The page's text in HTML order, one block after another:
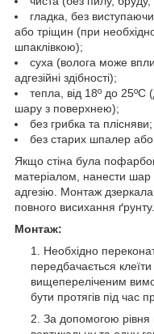
гладка, без
або тріщин (при
шпаклівкою);
суха (волога може
адгезійні здібності);
тепла, від 18º до 25ºС
шару з поверхнею);
без грибка та плісняви;
без старих шпалер
Якщо стіна була
матеріалом, нанести
адгезію. Монтаж
повного висихання ґрунту.
Монтаж:
Необхідно
передбачається
вищепереліченим
бути протягів під час
За допомогою